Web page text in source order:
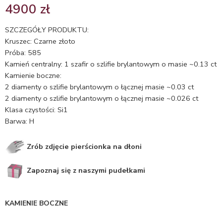
4900 zł
SZCZEGÓŁY PRODUKTU:
Kruszec: Czarne złoto
Próba: 585
Kamień centralny: 1 szafir o szlifie brylantowym o masie ~0.13 ct
Kamienie boczne:
2 diamenty o szlifie brylantowym o łącznej masie ~0.03 ct
2 diamenty o szlifie brylantowym o łącznej masie ~0.026 ct
Klasa czystości: Si1
Barwa: H
Zrób zdjęcie pierścionka na dłoni
Zapoznaj się z naszymi pudełkami
KAMIENIE BOCZNE